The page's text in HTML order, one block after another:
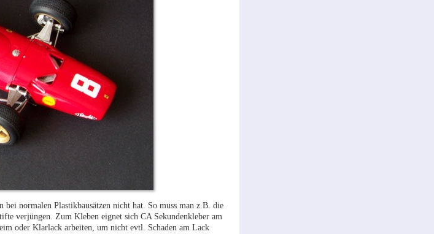
normalen Plastikbausätzen nicht hat. So muss man z.B. die
verjüngen. Zum Kleben eignet sich CA Sekundenkleber am
oder Klarlack arbeiten, um nicht evtl. Schaden am Lack